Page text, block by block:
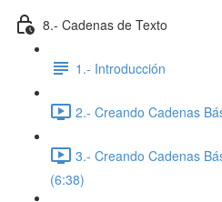
8.- Cadenas de Texto
1.- Introducción
2.- Creando Cadenas
3.- Creando Cadenas
(6:38)